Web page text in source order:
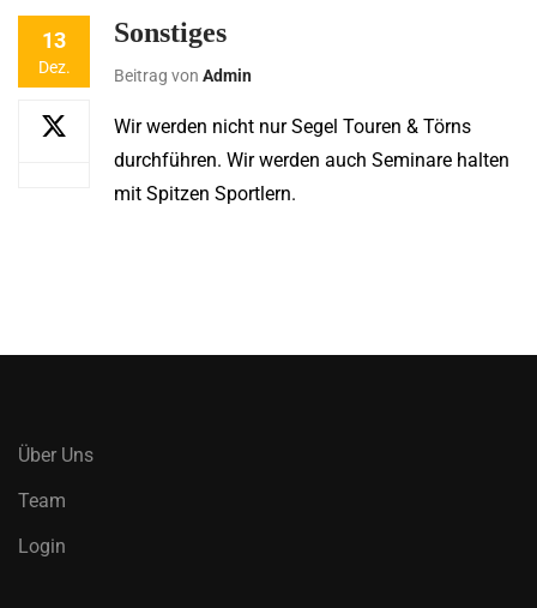
13
Dez.
Sonstiges
Beitrag von Admin
Wir werden nicht nur Segel Touren & Törns
durchführen. Wir werden auch Seminare halten
mit Spitzen Sportlern.
Über Uns
Team
Login